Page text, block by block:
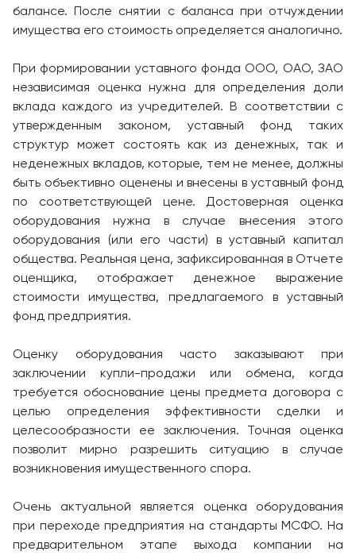
балансе. После снятии с баланса при отчуждении
имущества его стоимость определяется аналогично.
При формировании уставного фонда ООО, ОАО, ЗАО
независимая оценка нужна для определения доли
вклада каждого из учредителей. В соответствии с
утвержденным законом, уставный фонд таких
структур может состоять как из денежных, так и
неденежных вкладов, которые, тем не менее, должны
быть объективно оценены и внесены в уставный фонд
по соответствующей цене. Достоверная оценка
оборудования нужна в случае внесения этого
оборудования (или его части) в уставный капитал
общества. Реальная цена, зафиксированная в Отчете
оценщика, отображает денежное выражение
стоимости имущества, предлагаемого в уставный
фонд предприятия.
Оценку оборудования часто заказывают при
заключении купли-продажи или обмена, когда
требуется обоснование цены предмета договора с
целью определения эффективности сделки и
целесообразности ее заключения. Точная оценка
позволит мирно разрешить ситуацию в случае
возникновения имущественного спора.
Очень актуальной является оценка оборудования
при переходе предприятия на стандарты МСФО. На
предварительном этапе выхода компании на